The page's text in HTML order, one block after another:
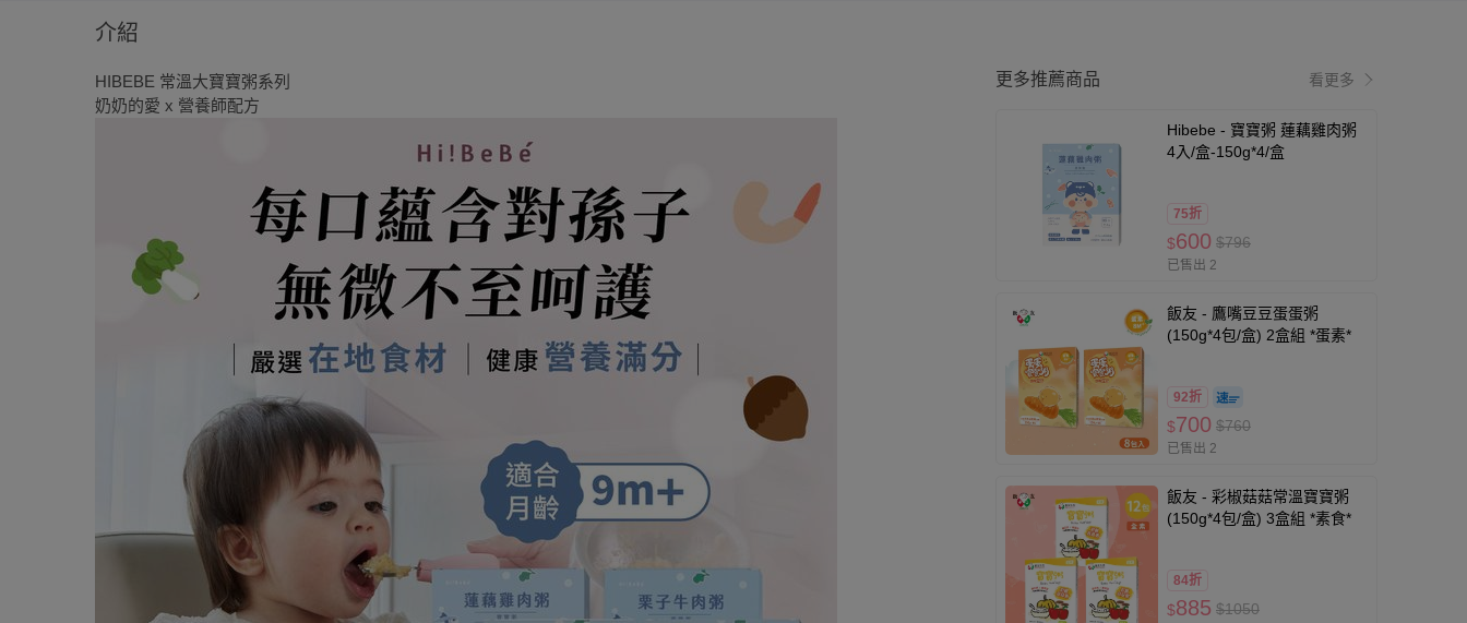
介紹
HIBEBE 常溫大寶寶粥系列
奶奶的愛 x 營養師配方
更多推薦商品 看更多
Hibebe - 寶寶粥 蓮藕雞肉粥
4入/盒-150g*4/盒
75折
$600 $796
已售出 2
飯友 - 鷹嘴豆豆蛋蛋粥
(150g*4包/盒) 2盒組 *蛋素*
92折
$700 $760
已售出 2
飯友 - 彩椒菇菇常溫寶寶粥
(150g*4包/盒) 3盒組 *素食*
84折
$885 $1050